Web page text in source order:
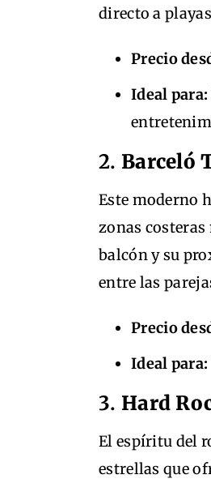
directo a
Precio
Ideal para:
2. Barceló
Este moderno
zonas
balcón y su
entre las
Precio
Ideal para:
3. Hard
El espíritu del
estrellas que